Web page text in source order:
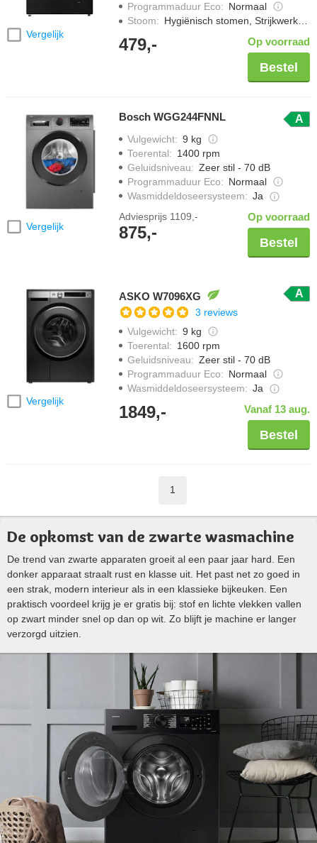
Vergelijk
Programmaduur Eco: Normaal
Stoom: Hygiënisch stomen, Strijkwerk verminderen
479,- Op voorraad
Bestel
Vergelijk
Bosch WGG244FNNL A
Vulgewicht: 9 kg
Toerental: 1400 rpm
Geluidsniveau: Zeer stil - 70 dB
Programmaduur Eco: Normaal
Wasmiddeldoseersysteem: Ja
Adviesprijs 1109,-
875,-
Op voorraad
Bestel
Vergelijk
ASKO W7096XG A
3 reviews
Vulgewicht: 9 kg
Toerental: 1600 rpm
Geluidsniveau: Zeer stil - 70 dB
Programmaduur Eco: Normaal
Wasmiddeldoseersysteem: Ja
1849,- Vanaf 13 aug.
Bestel
1
De opkomst van de zwarte wasmachine
De trend van zwarte apparaten groeit al een paar jaar hard. Een
donker apparaat straalt rust en klasse uit. Het past net zo goed in
een strak, modern interieur als in een klassieke bijkeuken. Een
praktisch voordeel krijg je er gratis bij: stof en lichte vlekken vallen
op zwart minder snel op dan op wit. Zo blijft je machine er langer
verzorgd uitzien.